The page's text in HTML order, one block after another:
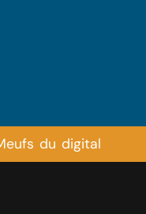
du digital